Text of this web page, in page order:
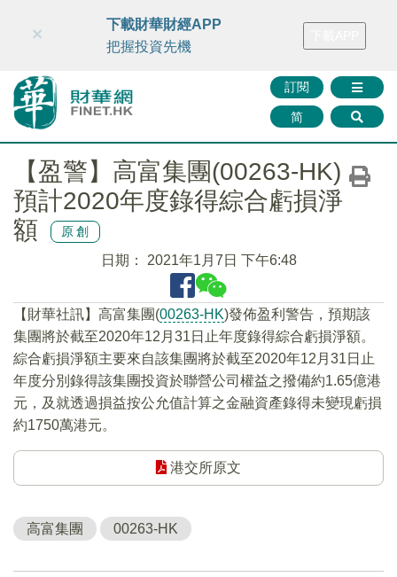
財華智庫網 FINTV FINMETA 財華證券 媒體矩陣
訂閱
简
×
下載財華財經APP
把握投資先機
【盈警】高富集團(00263-HK)
預計2020年度錄得綜合虧損淨
額
原創
日期： 2021年1月7日 下午6:48
【財華社訊】高富集團(00263-HK)發佈盈利警告，預期該
集團將於截至2020年12月31日止年度錄得綜合虧損淨額。
綜合虧損淨額主要來自該集團將於截至2020年12月31日止
年度分別錄得該集團投資於聯營公司權益之撥備約1.65億港
元，及就透過損益按公允值計算之金融資產錄得未變現虧損
約1750萬港元。
港交所原文
高富集團 00263-HK